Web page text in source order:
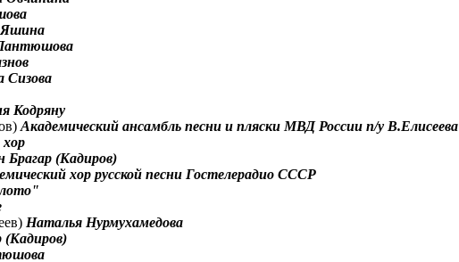
Яшина
Сизова
Кодряну
Академический ансамбль песни и пляски МВД России п/у В.Елисеева
Брагар (Кадиров)
хор русской песни Гостелерадио СССР
Наталья Нурмухамедова
(Кадиров)